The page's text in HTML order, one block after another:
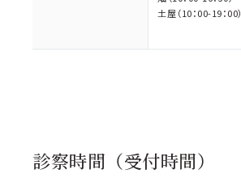
土屋（10：00-19：00）
診察時間（受付時間）